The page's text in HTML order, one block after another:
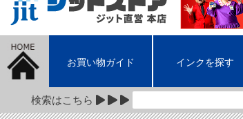
お買い物ガイド インクを探す
検索はこちら